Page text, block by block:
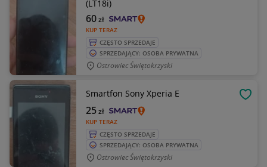
(LT18i)
KUP TERAZ
60zł
CZĘSTO SPRZEDAJE
SPRZEDAJĄCY: OSOBA PRYWATNA
Ostrowiec Świętokrzyski
Smartfon Sony Xperia E
KUP TERAZ
25zł
CZĘSTO SPRZEDAJE
SPRZEDAJĄCY: OSOBA PRYWATNA
Ostrowiec Świętokrzyski